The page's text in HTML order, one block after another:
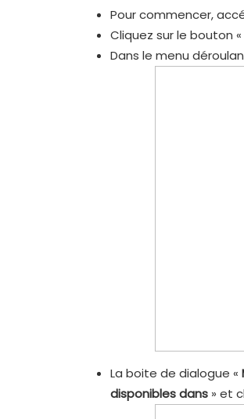
Pour commencer,
Cliquez sur le bouton «
Dans le menu
La boite de dialogue «
disponibles dans» et